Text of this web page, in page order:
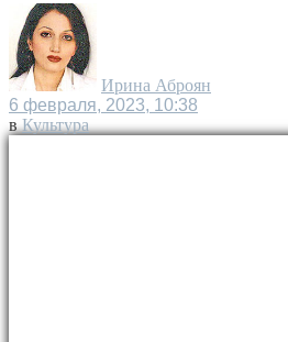
Ирина Аброян
6 февраля, 2023, 10:38
в Культура